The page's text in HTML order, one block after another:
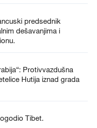
predsednik
dešavanjima i
Protivvazdušna
Hutija iznad grada
Tibet.